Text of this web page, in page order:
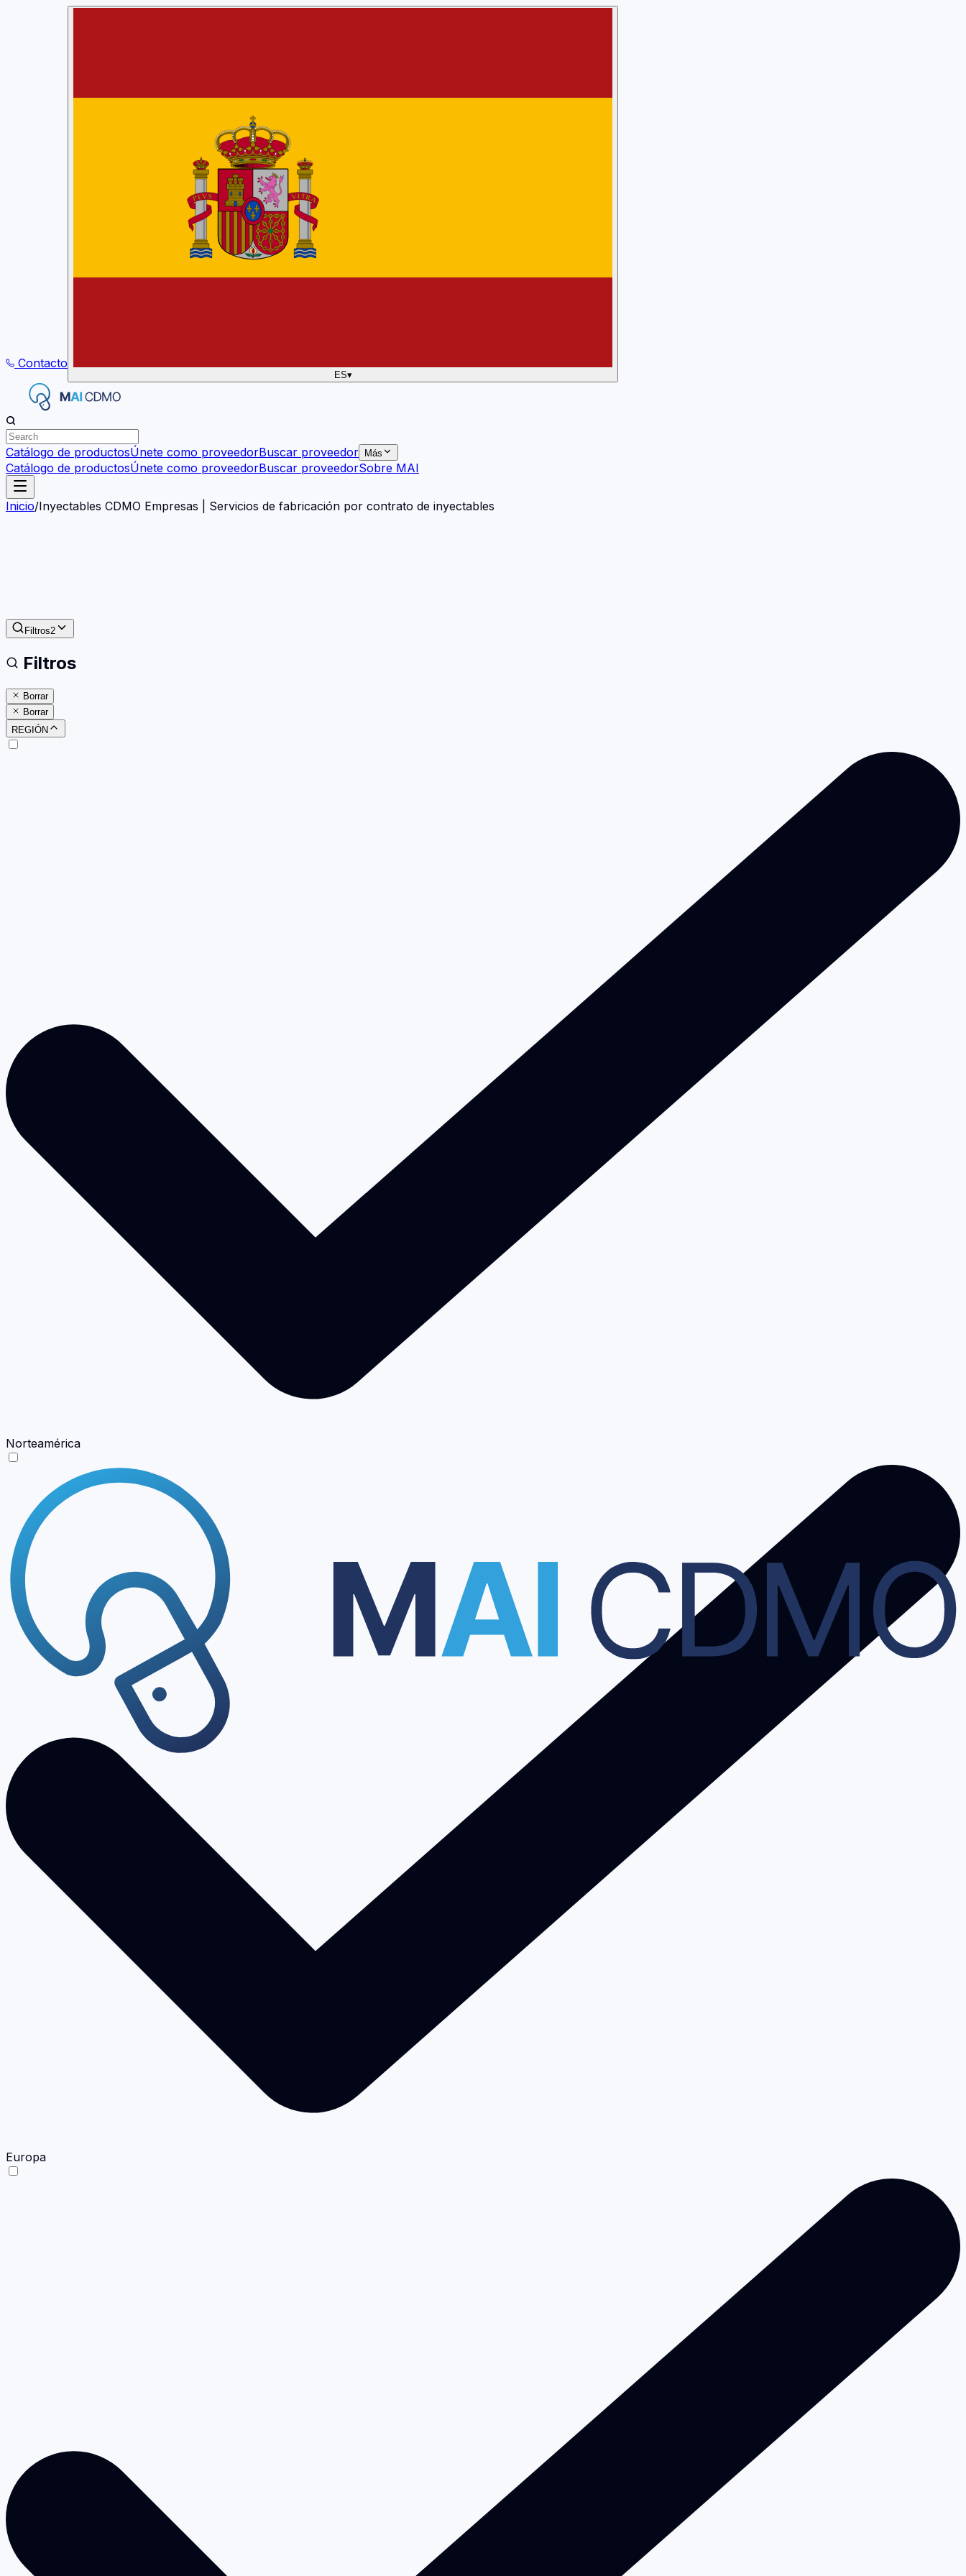
Contacto
ES▾
Catálogo de productosÚnete como proveedorBuscar proveedor Más
Catálogo de productosÚnete como proveedorBuscar proveedorSobre MAI
Inicio/Inyectables CDMO Empresas | Servicios de fabricación por contrato de inyectables
Filtros2
Filtros
Borrar
Borrar
REGIÓN
Norteamérica
Europa